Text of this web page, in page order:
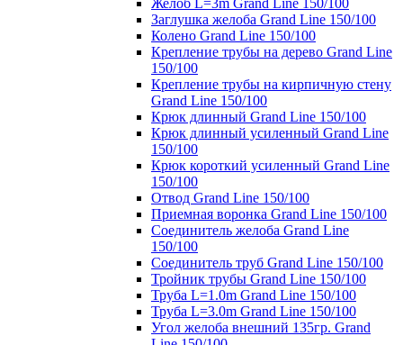
Желоб L=3m Grand Line 150/100
Заглушка желоба Grand Line 150/100
Колено Grand Line 150/100
Крепление трубы на дерево Grand Line
150/100
Крепление трубы на кирпичную стену
Grand Line 150/100
Крюк длинный Grand Line 150/100
Крюк длинный усиленный Grand Line
150/100
Крюк короткий усиленный Grand Line
150/100
Отвод Grand Line 150/100
Приемная воронка Grand Line 150/100
Соединитель желоба Grand Line
150/100
Соединитель труб Grand Line 150/100
Тройник трубы Grand Line 150/100
Труба L=1.0m Grand Line 150/100
Труба L=3.0m Grand Line 150/100
Угол желоба внешний 135гр. Grand